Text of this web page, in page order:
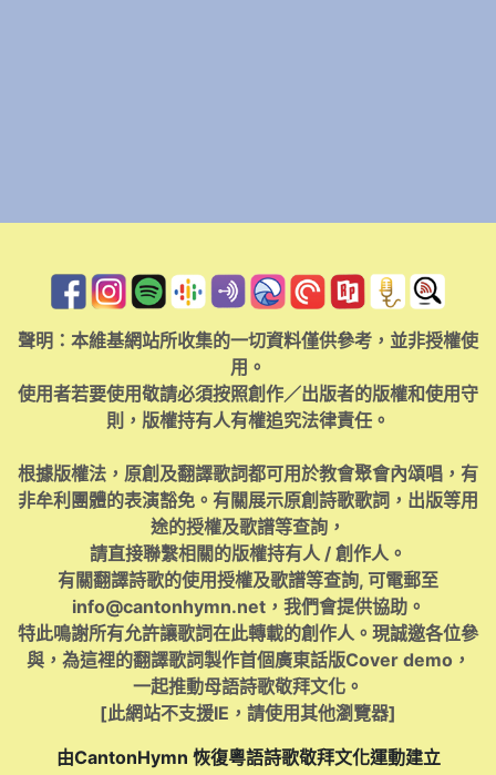
聲明：本維基網站所收集的一切資料僅供參考，並非授權使
用。
使用者若要使用敬請必須按照創作／出版者的版權和使用守
則，版權持有人有權追究法律責任。
根據版權法，原創及翻譯歌詞都可用於教會聚會內頌唱，有
非牟利團體的表演豁免。有關展示原創詩歌歌詞，出版等用
途的授權及歌譜等查詢，
請直接聯繫相關的版權持有人 / 創作人。
有關翻譯詩歌的使用授權及歌譜等查詢, 可電郵至
info@cantonhymn.net，我們會提供協助。
特此鳴謝所有允許讓歌詞在此轉載的創作人。現誠邀各位參
與，為這裡的翻譯歌詞製作首個廣東話版Cover demo，
一起推動母語詩歌敬拜文化。
[此網站不支援IE，請使用其他瀏覽器]
由CantonHymn 恢復粵語詩歌敬拜文化運動建立